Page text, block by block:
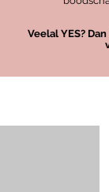
Veelal YES?